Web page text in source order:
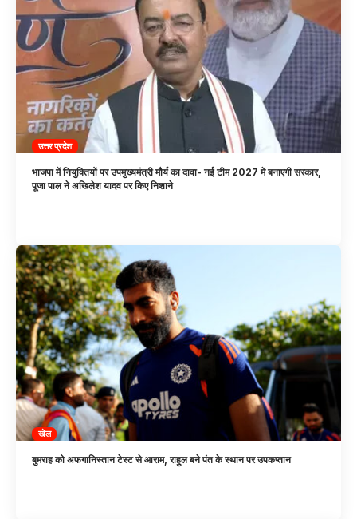
उत्तर प्रदेश
भाजपा में नियुक्तियों पर उपमुख्यमंत्री मौर्य का दावा- नई टीम 2027 में बनाएगी सरकार,
पूजा पाल ने अखिलेश यादव पर किए निशाने
खेल
बुमराह को अफगानिस्तान टेस्ट से आराम, राहुल बने पंत के स्थान पर उपकप्तान